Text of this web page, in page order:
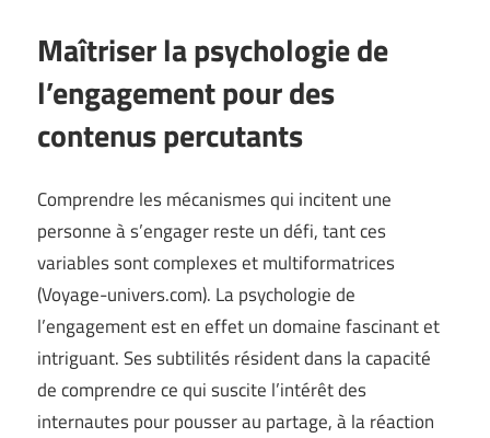
Maîtriser la psychologie de
l’engagement pour des
contenus percutants
Comprendre les mécanismes qui incitent une
personne à s’engager reste un défi, tant ces
variables sont complexes et multiformatrices
(Voyage-univers.com). La psychologie de
l’engagement est en effet un domaine fascinant et
intriguant. Ses subtilités résident dans la capacité
de comprendre ce qui suscite l’intérêt des
internautes pour pousser au partage, à la réaction